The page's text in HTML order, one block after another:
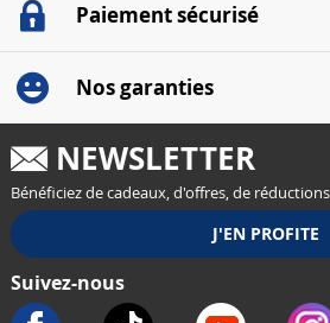
Paiement sécurisé
Nos garanties
NEWSLETTER
Bénéficiez de cadeaux, d'offres, de
Suivez-nous